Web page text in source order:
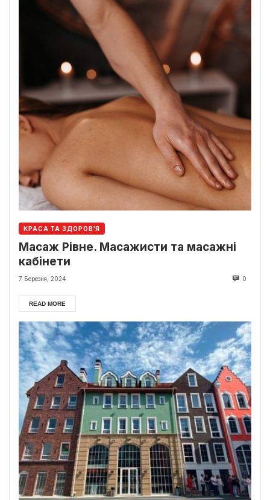
КРАСА ТА ЗДОРОВ'Я
Масаж Рівне. Масажисти та масажні
кабінети
7 Березня, 2024 0
READ MORE